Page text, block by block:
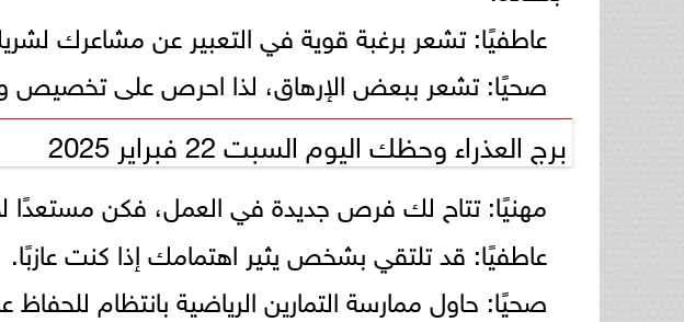
عاطفيًا: تشعر برغبة قوية في التعبير عن مشاعرك
صحيًا: تشعر ببعض الإرهاق، لذا احرص على تخصيص
برج العذراء وحظك اليوم السبت 22 فبراير 2025
مهنيًا: تتاح لك فرص جديدة في العمل، فكن مستعدًا
عاطفيًا: قد تلتقي بشخص يثير اهتمامك إذا كنت عازبًا.
صحيًا: حاول ممارسة التمارين الرياضية بانتظام للحفاظ